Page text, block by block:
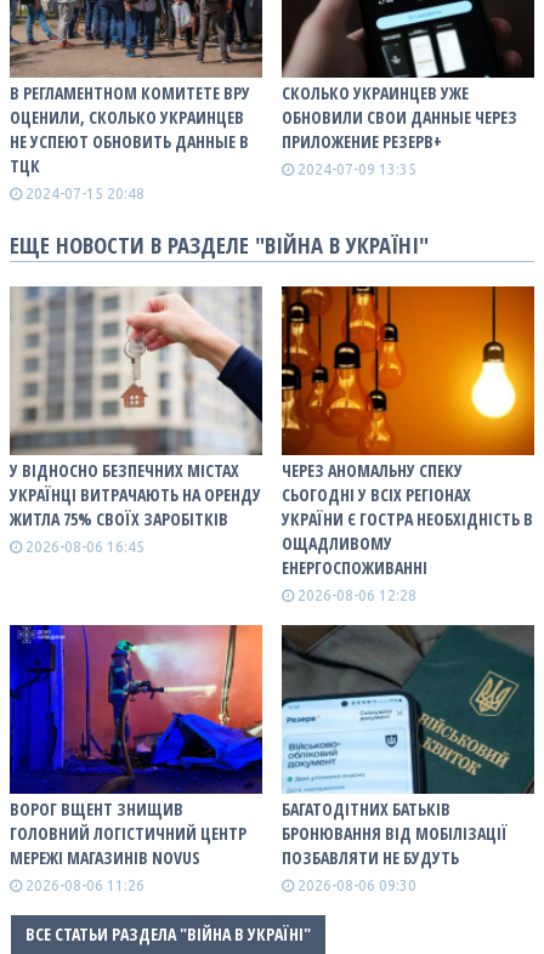
В РЕГЛАМЕНТНОМ КОМИТЕТЕ ВРУ
ОЦЕНИЛИ, СКОЛЬКО УКРАИНЦЕВ
НЕ УСПЕЮТ ОБНОВИТЬ ДАННЫЕ В
ТЦК
2024-07-15 20:48
СКОЛЬКО УКРАИНЦЕВ УЖЕ
ОБНОВИЛИ СВОИ ДАННЫЕ ЧЕРЕЗ
ПРИЛОЖЕНИЕ РЕЗЕРВ+
2024-07-09 13:35
ЕЩЕ НОВОСТИ В РАЗДЕЛЕ "ВІЙНА В УКРАЇНІ"
У ВІДНОСНО БЕЗПЕЧНИХ МІСТАХ
УКРАЇНЦІ ВИТРАЧАЮТЬ НА ОРЕНДУ
ЖИТЛА 75% СВОЇХ ЗАРОБІТКІВ
2026-08-06 16:45
ЧЕРЕЗ АНОМАЛЬНУ СПЕКУ
СЬОГОДНІ У ВСІХ РЕГІОНАХ
УКРАЇНИ Є ГОСТРА НЕОБХІДНІСТЬ В
ОЩАДЛИВОМУ
ЕНЕРГОСПОЖИВАННІ
2026-08-06 12:28
ВОРОГ ВЩЕНТ ЗНИЩИВ
ГОЛОВНИЙ ЛОГІСТИЧНИЙ ЦЕНТР
МЕРЕЖІ МАГАЗИНІВ NOVUS
2026-08-06 11:26
БАГАТОДІТНИХ БАТЬКІВ
БРОНЮВАННЯ ВІД МОБІЛІЗАЦІЇ
ПОЗБАВЛЯТИ НЕ БУДУТЬ
2026-08-06 09:30
ВСЕ СТАТЬИ РАЗДЕЛА "ВІЙНА В УКРАЇНІ"